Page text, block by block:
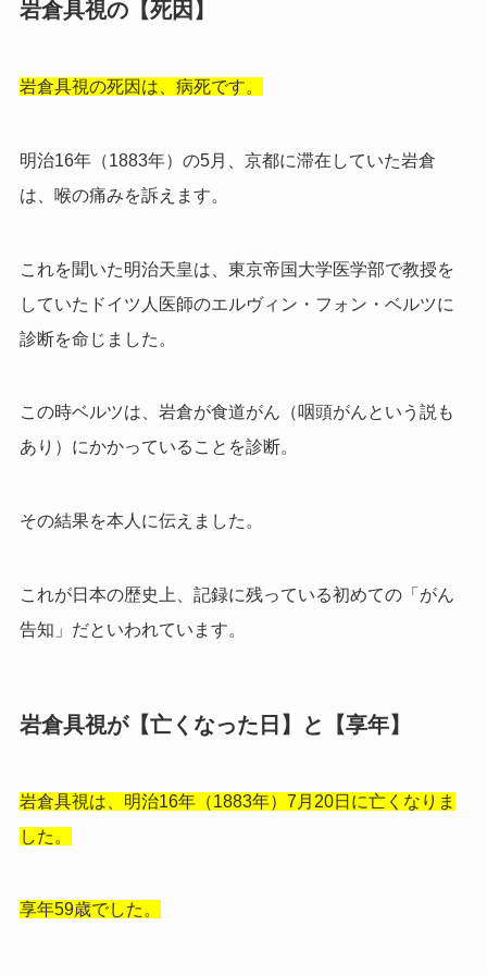
岩倉具視の【死因】
岩倉具視の死因は、病死です。
明治16年（1883年）の5月、京都に滞在していた岩倉
は、喉の痛みを訴えます。
これを聞いた明治天皇は、東京帝国大学医学部で教授を
していたドイツ人医師のエルヴィン・フォン・ベルツに
診断を命じました。
この時ベルツは、岩倉が食道がん（咽頭がんという説も
あり）にかかっていることを診断。
その結果を本人に伝えました。
これが日本の歴史上、記録に残っている初めての「がん
告知」だといわれています。
岩倉具視が【亡くなった日】と【享年】
岩倉具視は、明治16年（1883年）7月20日に亡くなりま
した。
享年59歳でした。